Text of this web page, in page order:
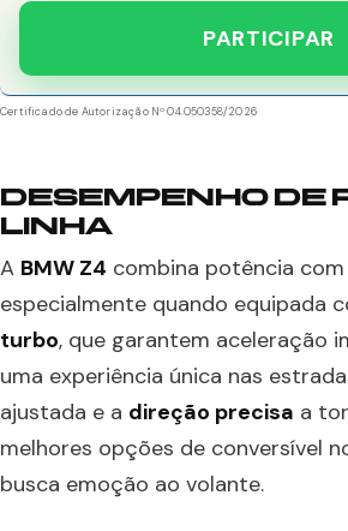
PARTICIPAR
Certificado de Autorização Nº 04.050358/2026
DESEMPENHO DE
LINHA
A BMW Z4 combina potência
especialmente quando equipada
turbo, que garantem aceleração
uma experiência única nas
ajustada e a direção precisa a
melhores opções de conversível
busca emoção ao volante.